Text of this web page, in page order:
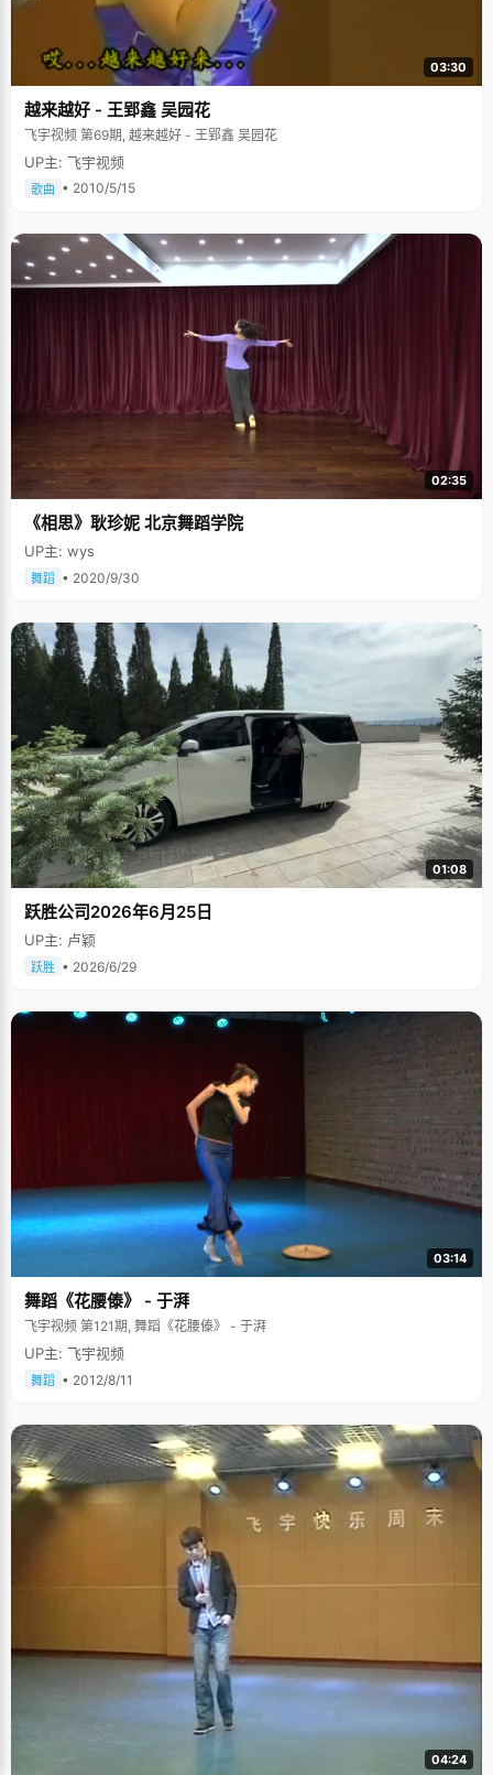
03:30
越来越好 - 王郢鑫 吴园花
飞宇视频 第69期, 越来越好 - 王郢鑫 吴园花
UP主: 飞宇视频
歌曲 • 2010/5/15
02:35
《相思》耿珍妮 北京舞蹈学院
UP主: wys
舞蹈 • 2020/9/30
01:08
跃胜公司2026年6月25日
UP主: 卢颖
跃胜 • 2026/6/29
03:14
舞蹈《花腰傣》 - 于湃
飞宇视频 第121期, 舞蹈《花腰傣》 - 于湃
UP主: 飞宇视频
舞蹈 • 2012/8/11
04:24